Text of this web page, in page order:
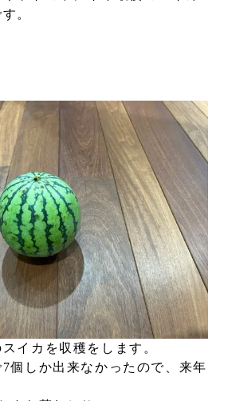
。
イカを収穫をします。
個しか出来なかったので、来年